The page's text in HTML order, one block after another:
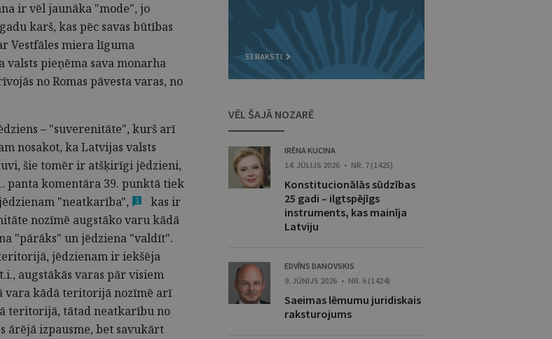
ir vēl jaunāka "mode", jo
karš, kas pēc savas būtības
Vestfāles miera līguma
valsts pieņēma sava monarha
no Romas pāvesta varas, no
– "suverenitāte", kurš arī
nosakot, ka Latvijas valsts
šie tomēr ir atšķirīgi jēdzieni,
panta komentāra 39. punktā tiek
"neatkarība", 1
kas ir
nozīmē augstāko varu kādā
"pārāks" un jēdziena "valdīt".
jēdzienam ir iekšēja
augstākās varas pār visiem
vara kādā teritorijā nozīmē arī
teritorijā, tātad neatkarību no
ārējā izpausme, bet savukārt
53 RAKSTI
VĒL ŠAJĀ NOZARĒ
IRĒNA KUCINA
14. JŪLIJS 2026 • NR. 7 (1425)
Konstitucionālās sūdzības
25 gadi – ilgtspējīgs
instruments, kas mainīja
Latviju
EDVĪNS DANOVSKIS
9. JŪNIJS 2026 • NR. 6 (1424)
Saeimas lēmumu juridiskais
raksturojums